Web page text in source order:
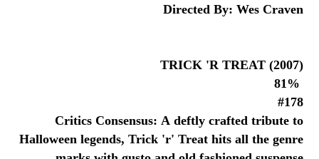
Directed By: Wes Craven
TRICK 'R TREAT (2007)
#178
Critics Consensus: A deftly crafted tribute to
Halloween legends, Trick 'r' Treat hits all the genre